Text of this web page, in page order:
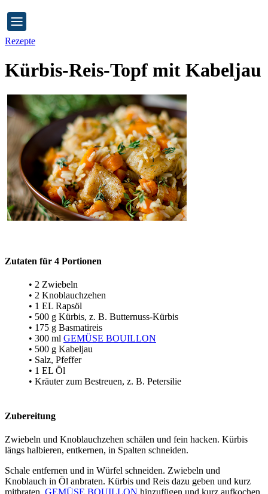
Rezepte
Kürbis-Reis-Topf mit Kabeljau
Zutaten für 4 Portionen
• 2 Zwiebeln
• 2 Knoblauchzehen
• 1 EL Rapsöl
• 500 g Kürbis, z. B. Butternuss-Kürbis
• 175 g Basmatireis
• 300 ml GEMÜSE BOUILLON
• 500 g Kabeljau
• Salz, Pfeffer
• 1 EL Öl
• Kräuter zum Bestreuen, z. B. Petersilie
Zubereitung
Zwiebeln und Knoblauchzehen schälen und fein hacken. Kürbis
längs halbieren, entkernen, in Spalten schneiden.
Schale entfernen und in Würfel schneiden. Zwiebeln und
Knoblauch in Öl anbraten. Kürbis und Reis dazu geben und kurz
mitbraten. GEMÜSE BOUILLON hinzufügen und kurz aufkochen